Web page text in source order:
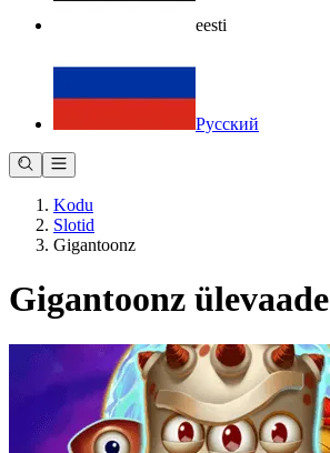
eesti
Русский
Kodu
Slotid
Gigantoonz
Gigantoonz ülevaade